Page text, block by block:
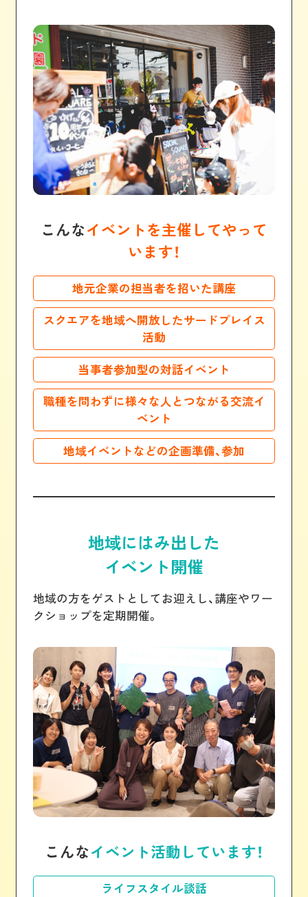
こんなイベントを主催してやって
います！
地元企業の担当者を招いた講座
スクエアを地域へ開放したサードプレイス
活動
当事者参加型の対話イベント
職種を問わずに様々な人とつながる交流イ
ベント
地域イベントなどの企画準備、参加
地域にはみ出した
イベント開催
地域の方をゲストとしてお迎えし、講座やワー
クショップを定期開催。
こんなイベント活動しています！
ライフスタイル談話